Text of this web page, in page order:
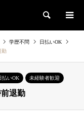
検索
学歴不問
日払いOK
勤
払いOK 未経験者歓迎
退勤